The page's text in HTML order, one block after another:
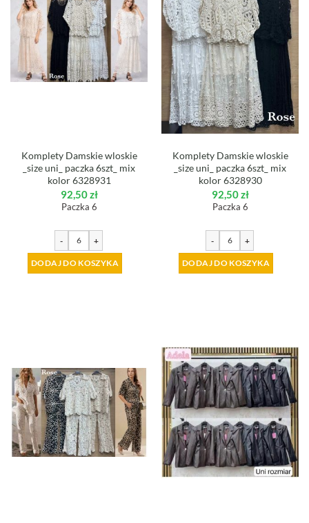
Komplety Damskie wloskie
_size uni_ paczka 6szt_ mix
kolor 6328931
92,50zł
Paczka 6
- +
DODAJ DO KOSZYKA
Komplety Damskie wloskie
_size uni_ paczka 6szt_ mix
kolor 6328930
92,50zł
Paczka 6
- +
DODAJ DO KOSZYKA